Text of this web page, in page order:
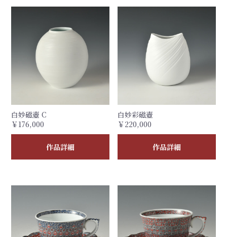
白妙磁壺 C
￥176,000
作品詳細
白妙彩磁壺
￥220,000
作品詳細